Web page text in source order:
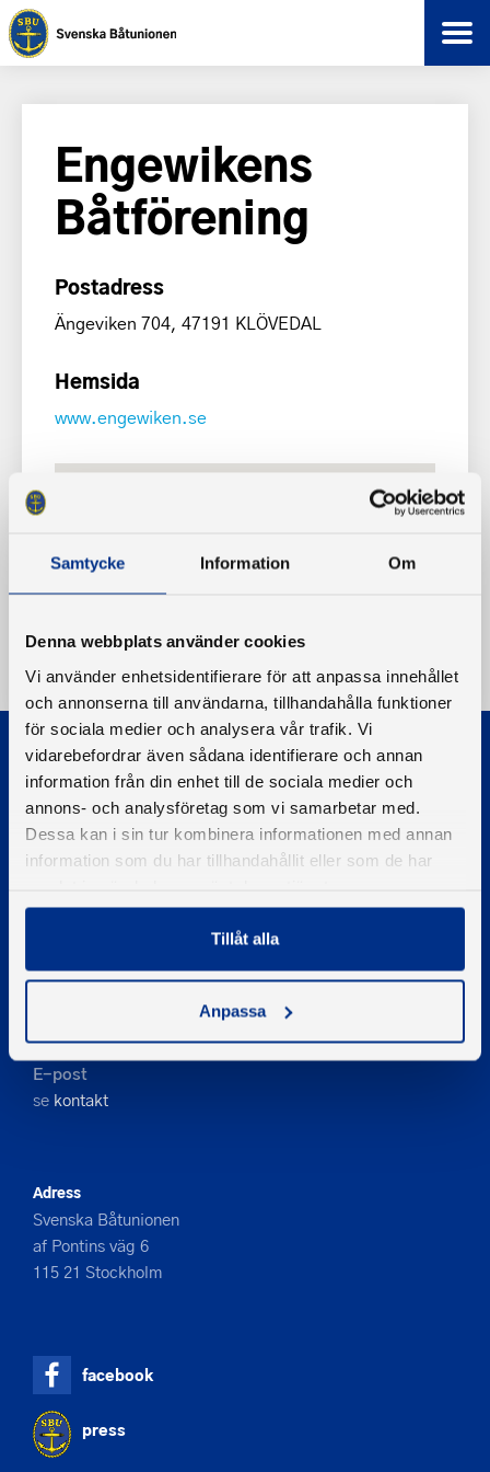
Samtycke Information Om
Denna webbplats använder cookies
Vi använder enhetsidentifierare för att anpassa innehållet
och annonserna till användarna, tillhandahålla funktioner
för sociala medier och analysera vår trafik. Vi
vidarebefordrar även sådana identifierare och annan
information från din enhet till de sociala medier och
annons- och analysföretag som vi samarbetar med.
Dessa kan i sin tur kombinera informationen med annan
information som du har tillhandahållit eller som de har
Tillåt alla
Anpassa
Engewikens
Båtförening
Postadress
Ängeviken 704, 47191 KLÖVEDAL
Hemsida
www.engewiken.se
© 2026 - Svenska Båtunionen
08-545 859 60
E-post
se kontakt
Adress
Svenska Båtunionen
af Pontins väg 6
115 21 Stockholm
facebook
press